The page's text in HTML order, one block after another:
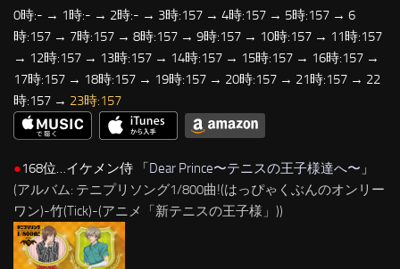
0時:- → 1時:- → 2時:- → 3時:157 → 4時:157 → 5時:157 → 6
時:157 → 7時:157 → 8時:157 → 9時:157 → 10時:157 → 11時:157
→ 12時:157 → 13時:157 → 14時:157 → 15時:157 → 16時:157 →
17時:157 → 18時:157 → 19時:157 → 20時:157 → 21時:157 → 22
時:157 → 23時:157
●168位…イケメン侍 「Dear Prince〜テニスの王子様達へ〜 」
(アルバム: テニプリソング1/800曲!(はっぴゃくぶんのオンリー
ワン)-竹(Tick)-(アニメ「新テニスの王子様」))